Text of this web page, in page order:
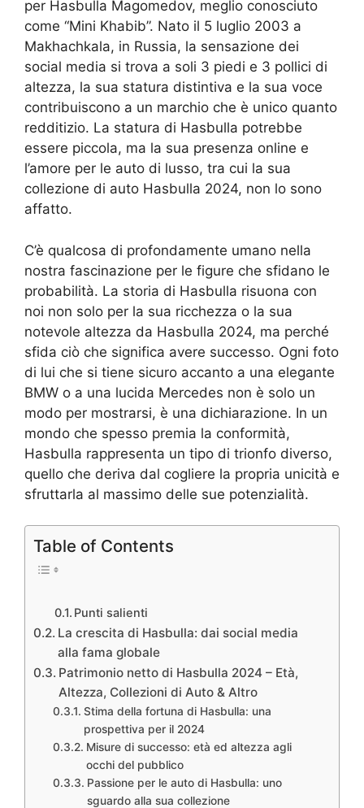
per Hasbulla Magomedov, meglio conosciuto
come “Mini Khabib”. Nato il 5 luglio 2003 a
Makhachkala, in Russia, la sensazione dei
social media si trova a soli 3 piedi e 3 pollici di
altezza, la sua statura distintiva e la sua voce
contribuiscono a un marchio che è unico quanto
redditizio. La statura di Hasbulla potrebbe
essere piccola, ma la sua presenza online e
l’amore per le auto di lusso, tra cui la sua
collezione di auto Hasbulla 2024, non lo sono
affatto.
C’è qualcosa di profondamente umano nella
nostra fascinazione per le figure che sfidano le
probabilità. La storia di Hasbulla risuona con
noi non solo per la sua ricchezza o la sua
notevole altezza da Hasbulla 2024, ma perché
sfida ciò che significa avere successo. Ogni foto
di lui che si tiene sicuro accanto a una elegante
BMW o a una lucida Mercedes non è solo un
modo per mostrarsi, è una dichiarazione. In un
mondo che spesso premia la conformità,
Hasbulla rappresenta un tipo di trionfo diverso,
quello che deriva dal cogliere la propria unicità e
sfruttarla al massimo delle sue potenzialità.
Table of Contents
Punti salienti
La crescita di Hasbulla: dai social media
alla fama globale
Patrimonio netto di Hasbulla 2024 – Età,
Altezza, Collezioni di Auto & Altro
Stima della fortuna di Hasbulla: una
prospettiva per il 2024
Misure di successo: età ed altezza agli
occhi del pubblico
Passione per le auto di Hasbulla: uno
sguardo alla sua collezione